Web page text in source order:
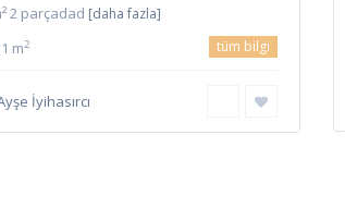
2 parçadad [daha fazla]
m2 tüm bilgi
İyihasırcı